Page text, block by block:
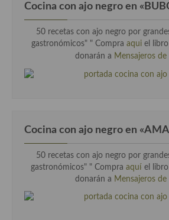
Cocina con ajo negro en
50 recetas con ajo negro por
gastronómicos" " Compra aqui el
donarán a Mensajeros de
Cocina con ajo negro en
50 recetas con ajo negro por
gastronómicos" " Compra aquí el
donarán a Mensajeros de